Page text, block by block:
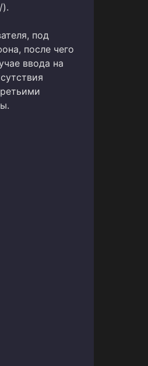
под
после чего
ввода на